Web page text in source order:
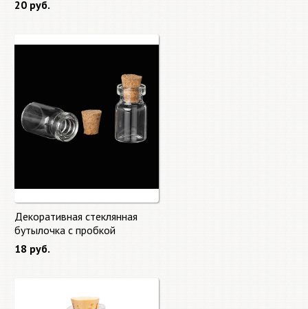
20 руб.
Декоративная стеклянная
бутылочка с пробкой
2,8*1,3см
18 руб.